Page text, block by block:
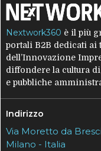
Nextwork360 è il più
portali B2B dedicati
dell’Innovazione
diffondere la cultura
e pubbliche
Indirizzo
Via Moretto da
Milano - Italia